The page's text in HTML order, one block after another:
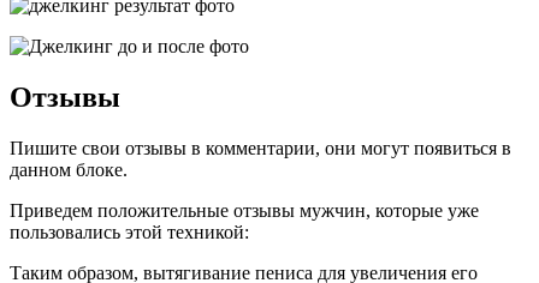
Отзывы
Пишите свои отзывы в комментарии, они могут появиться в
данном блоке.
Приведем положительные отзывы мужчин, которые уже
пользовались этой техникой:
Таким образом, вытягивание пениса для увеличения его